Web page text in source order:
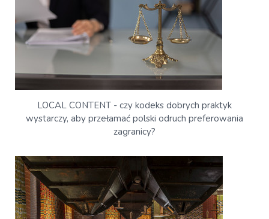
LOCAL CONTENT - czy kodeks dobrych praktyk
wystarczy, aby przełamać polski odruch preferowania
zagranicy?